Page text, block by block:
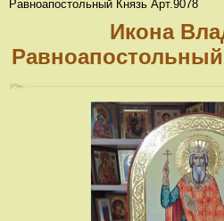
Равноапостольный Князь Арт.9078
Икона